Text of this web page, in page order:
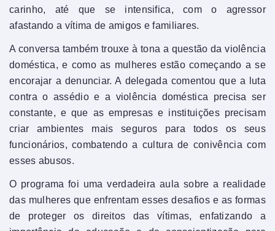
carinho, até que se intensifica, com o agressor
afastando a vítima de amigos e familiares.
A conversa também trouxe à tona a questão da violência
doméstica, e como as mulheres estão começando a se
encorajar a denunciar. A delegada comentou que a luta
contra o assédio e a violência doméstica precisa ser
constante, e que as empresas e instituições precisam
criar ambientes mais seguros para todos os seus
funcionários, combatendo a cultura de conivência com
esses abusos.
O programa foi uma verdadeira aula sobre a realidade
das mulheres que enfrentam esses desafios e as formas
de proteger os direitos das vítimas, enfatizando a